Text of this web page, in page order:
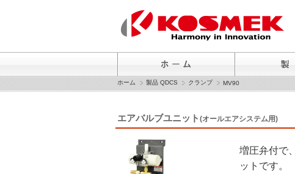
ホーム 製品 QDCS クランプ MV90
エアバルブユニット (オールエアシステム用)
増圧弁付で
ットです。